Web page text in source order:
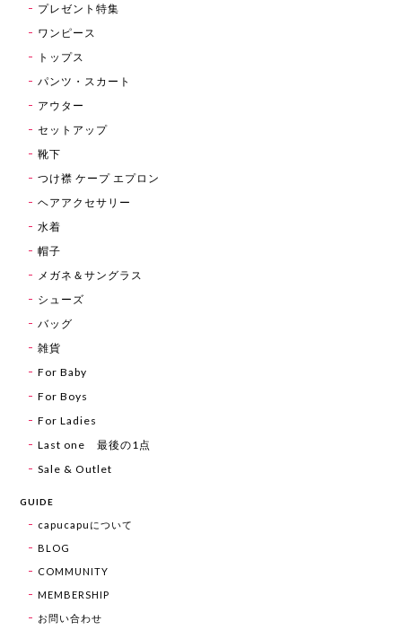
プレゼント特集
ワンピース
トップス
パンツ・スカート
アウター
セットアップ
靴下
つけ襟 ケープ エプロン
ヘアアクセサリー
水着
帽子
メガネ＆サングラス
シューズ
バッグ
雑貨
For Baby
For Boys
For Ladies
Last one 最後の1点
Sale & Outlet
GUIDE
capucapuについて
BLOG
COMMUNITY
MEMBERSHIP
お問い合わせ